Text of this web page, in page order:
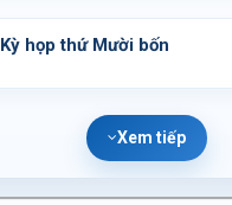
Kỳ họp thứ Mười bốn
Xem tiếp